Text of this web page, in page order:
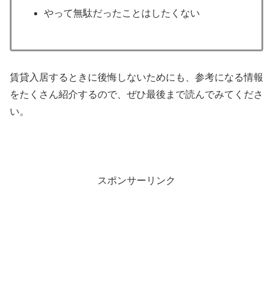
やって無駄だったことはしたくない
賃貸入居するときに後悔しないためにも、参考になる情報
をたくさん紹介するので、ぜひ最後まで読んでみてくださ
い。
スポンサーリンク